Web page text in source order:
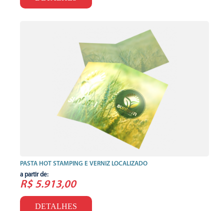
PASTA HOT STAMPING E VERNIZ LOCALIZADO
a partir de:
R$ 5.913,00
DETALHES